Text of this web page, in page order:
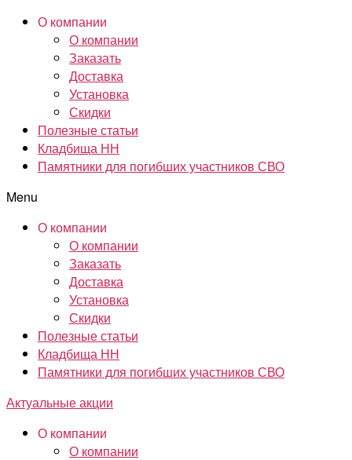
О компании
О компании
Заказать
Доставка
Установка
Скидки
Полезные статьи
Кладбища НН
Памятники для погибших участников СВО
Menu
О компании
О компании
Заказать
Доставка
Установка
Скидки
Полезные статьи
Кладбища НН
Памятники для погибших участников СВО
Актуальные акции
О компании
О компании